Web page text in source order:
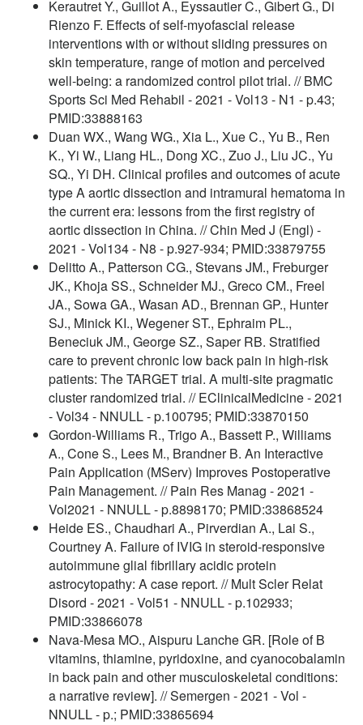
Kerautret Y., Guillot A., Eyssautier C., Gibert G., Di
Rienzo F. Effects of self-myofascial release
interventions with or without sliding pressures on
skin temperature, range of motion and perceived
well-being: a randomized control pilot trial. // BMC
Sports Sci Med Rehabil - 2021 - Vol13 - N1 - p.43;
PMID:33888163
Duan WX., Wang WG., Xia L., Xue C., Yu B., Ren
K., Yi W., Liang HL., Dong XC., Zuo J., Liu JC., Yu
SQ., Yi DH. Clinical profiles and outcomes of acute
type A aortic dissection and intramural hematoma in
the current era: lessons from the first registry of
aortic dissection in China. // Chin Med J (Engl) -
2021 - Vol134 - N8 - p.927-934; PMID:33879755
Delitto A., Patterson CG., Stevans JM., Freburger
JK., Khoja SS., Schneider MJ., Greco CM., Freel
JA., Sowa GA., Wasan AD., Brennan GP., Hunter
SJ., Minick KI., Wegener ST., Ephraim PL.,
Beneciuk JM., George SZ., Saper RB. Stratified
care to prevent chronic low back pain in high-risk
patients: The TARGET trial. A multi-site pragmatic
cluster randomized trial. // EClinicalMedicine - 2021
- Vol34 - NNULL - p.100795; PMID:33870150
Gordon-Williams R., Trigo A., Bassett P., Williams
A., Cone S., Lees M., Brandner B. An Interactive
Pain Application (MServ) Improves Postoperative
Pain Management. // Pain Res Manag - 2021 -
Vol2021 - NNULL - p.8898170; PMID:33868524
Heide ES., Chaudhari A., Pirverdian A., Lai S.,
Courtney A. Failure of IVIG in steroid-responsive
autoimmune glial fibrillary acidic protein
astrocytopathy: A case report. // Mult Scler Relat
Disord - 2021 - Vol51 - NNULL - p.102933;
PMID:33866078
Nava-Mesa MO., Aispuru Lanche GR. [Role of B
vitamins, thiamine, pyridoxine, and cyanocobalamin
in back pain and other musculoskeletal conditions:
a narrative review]. // Semergen - 2021 - Vol -
NNULL - p.; PMID:33865694